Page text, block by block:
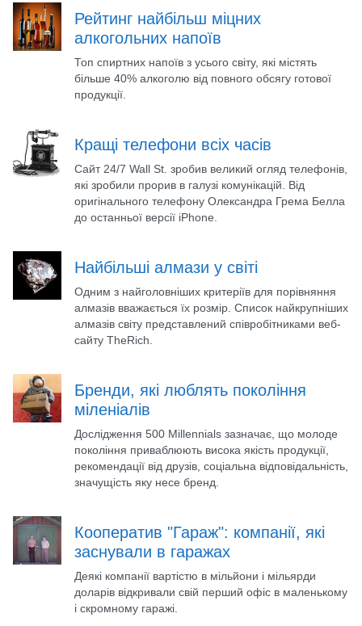
Рейтинг найбільш міцних
алкогольних напоїв
Топ спиртних напоїв з усього світу, які містять
більше 40% алкоголю від повного обсягу готової
продукції.
Кращі телефони всіх часів
Сайт 24/7 Wall St. зробив великий огляд телефонів,
які зробили прорив в галузі комунікацій. Від
оригінального телефону Олександра Грема Белла
до останньої версії iPhone.
Найбільші алмази у світі
Одним з найголовніших критеріїв для порівняння
алмазів вважається їх розмір. Список найкрупніших
алмазів світу представлений співробітниками веб-
сайту TheRich.
Бренди, які люблять покоління
міленіалів
Дослідження 500 Millennials зазначає, що молоде
покоління приваблюють висока якість продукції,
рекомендації від друзів, соціальна відповідальність,
значущість яку несе бренд.
Кооператив "Гараж": компанії, які
заснували в гаражах
Деякі компанії вартістю в мільйони і мільярди
доларів відкривали свій перший офіс в маленькому
і скромному гаражі.